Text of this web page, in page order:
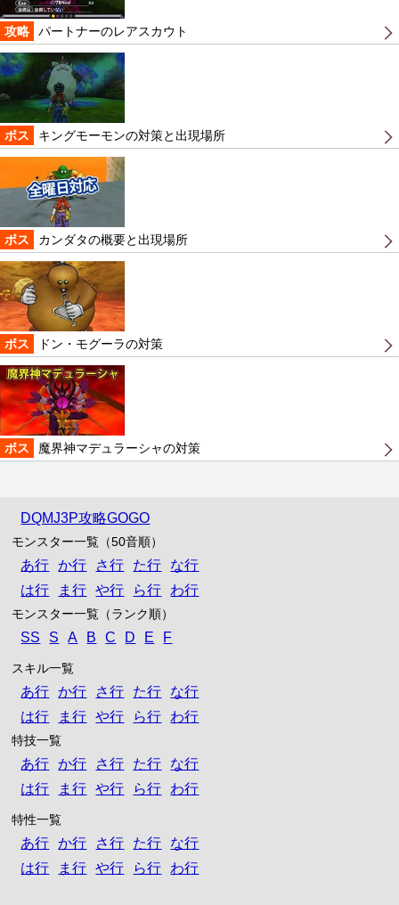
攻略 パートナーのレアスカウト
ボス キングモーモンの対策と出現場所
ボス カンダタの概要と出現場所
ボス ドン・モグーラの対策
ボス 魔界神マデュラーシャの対策
DQMJ3P攻略GOGO
モンスター一覧（50音順）
あ行 か行 さ行 た行
な行
は行
ま行 や行 ら行 わ行
モンスター一覧（ランク順）
SS S A B C D E F
スキル一覧
あ行 か行 さ行 た行
な行
は行
ま行 や行 ら行 わ行
特技一覧
あ行 か行 さ行 た行
な行
は行
ま行 や行 ら行 わ行
特性一覧
あ行 か行 さ行 た行
な行
は行
ま行 や行 ら行 わ行